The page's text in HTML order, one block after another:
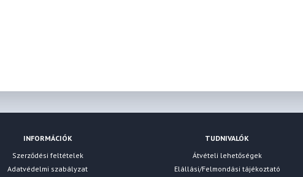
INFORMÁCIÓK
Szerződési feltételek
Adatvédelmi szabályzat
TUDNIVALÓK
Átvételi lehetőségek
Elállási/Felmondási tájékoztató